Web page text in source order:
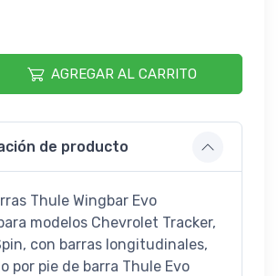
AGREGAR AL CARRITO
de producto
Thule Wingbar Evo
modelos Chevrolet Tracker,
con barras longitudinales,
por pie de barra Thule Evo